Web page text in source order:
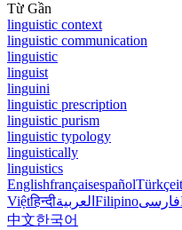
Từ Gần
linguistic context
linguistic communication
linguistic
linguist
linguini
linguistic prescription
linguistic purism
linguistic typology
linguistically
linguistics
EnglishfrançaisespañolTürkçe
Việtहिन्दीالعربية Filipinoفارسی
中文한국어